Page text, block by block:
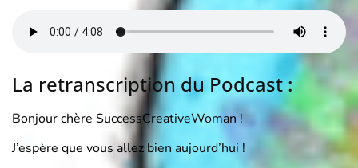
La retranscription du Podcast :
Bonjour chère SuccessCreativeWoman !
J’espère que vous allez bien aujourd’hui !